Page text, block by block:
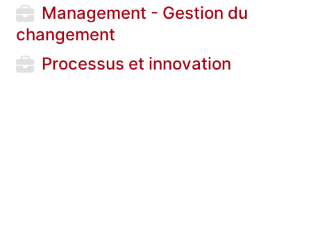
Management - Gestion du
changement
Processus et innovation